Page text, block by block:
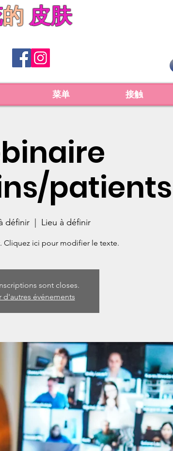
的 皮肤
菜单 接触
patients
définir Lieu à définir
Cliquez ici pour modifier le texte.
sont closes.
d'autres événements